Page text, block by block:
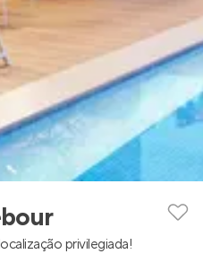
privilegiada!